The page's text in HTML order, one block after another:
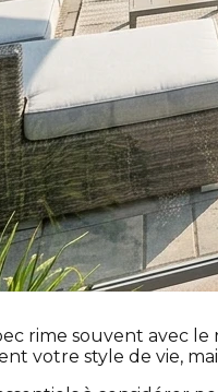
rime souvent avec le
votre style de vie,